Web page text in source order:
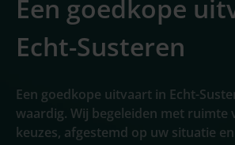
Een goedkope
Echt-Susteren
Een goedkope uitvaart in Echt-
waardig. Wij begeleiden met ruimte
keuzes, afgestemd op uw situatie